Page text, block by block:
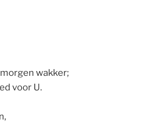
wakker;
voor U.